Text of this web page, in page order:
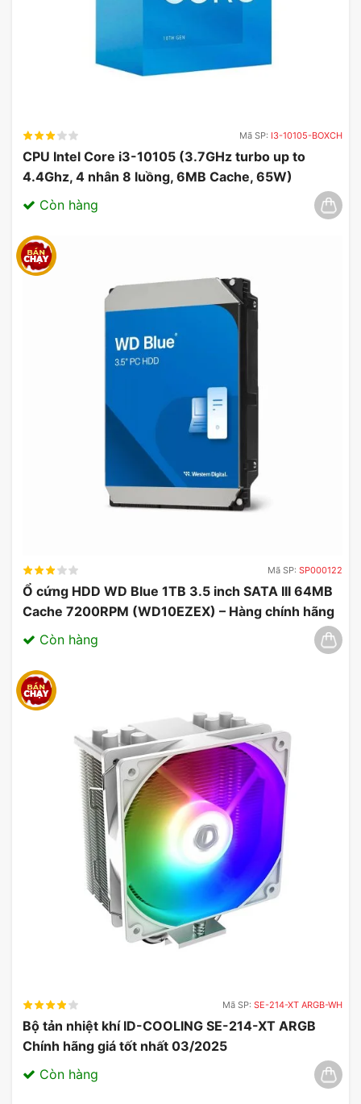
Mã SP: I3-10105-BOXCH
CPU Intel Core i3-10105 (3.7GHz turbo up to
4.4Ghz, 4 nhân 8 luồng, 6MB Cache, 65W)
03/2025
Còn hàng
Mã SP: SP000122
Ổ cứng HDD WD Blue 1TB 3.5 inch SATA III 64MB
Cache 7200RPM (WD10EZEX) – Hàng chính hãng
03/2025
Còn hàng
Mã SP: SE-214-XT ARGB-WH
Bộ tản nhiệt khí ID-COOLING SE-214-XT ARGB
Chính hãng giá tốt nhất 03/2025
Còn hàng